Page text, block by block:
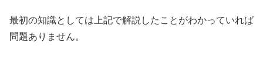
最初の知識としては上記で解説したことがわかっていれば
問題ありません。